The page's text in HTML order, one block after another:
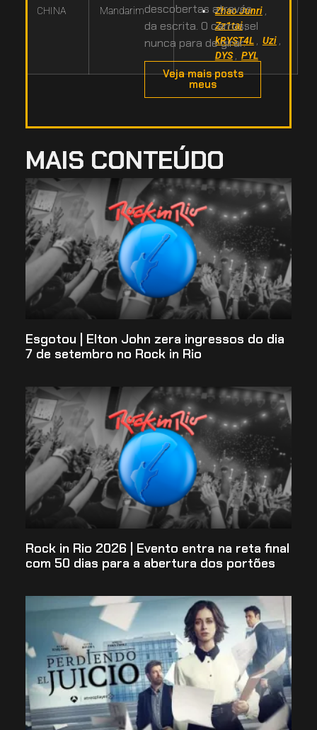
CHINA Mandarim Zhao Junri ,
Zz1tai,
kRYST4L , Uzi ,
DYS , PYL
descobertas através
da escrita. O carrossel
nunca para de girar.
Veja mais posts
meus
MAIS CONTEÚDO
Esgotou | Elton John zera ingressos do dia
7 de setembro no Rock in Rio
Rock in Rio 2026 | Evento entra na reta final
com 50 dias para a abertura dos portões